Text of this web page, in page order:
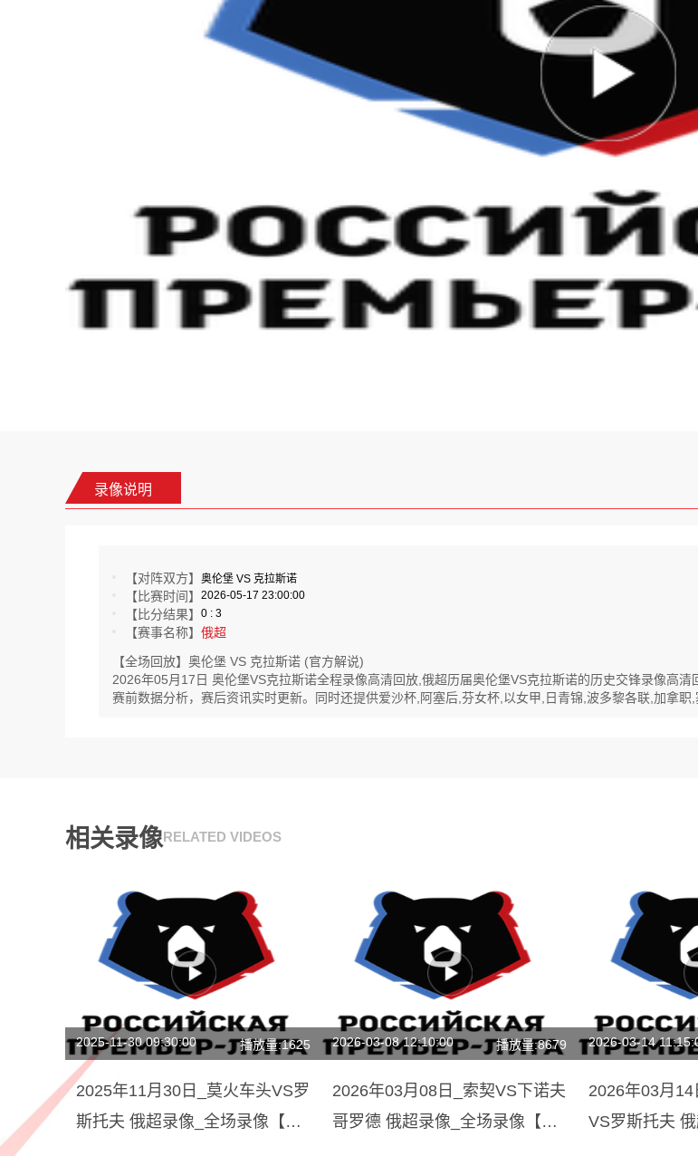
录像说明
【对阵双方】 奥伦堡 VS 克拉斯诺
【比赛时间】 2026-05-17 23:00:00
【比分结果】 0 : 3
【赛事名称】 俄超
【全场回放】奥伦堡 VS 克拉斯诺 (官方解说)
2026年05月17日 奥伦堡VS克拉斯诺全程录像高清回放,俄超历届奥伦堡VS克拉斯诺的历史交锋录像高
赛前数据分析，赛后资讯实时更新。同时还提供爱沙杯,阿塞后,芬女杯,以女甲,日青锦,波多黎各联,加拿
相关录像RELATED VIDEOS
2025-11-30 09:30:00 播放量:1625
2025年11月30日_莫火车头VS罗
斯托夫 俄超录像_全场录像【全
2026-03-08 12:10:00 播放量:8679
2026年03月08日_索契VS下诺夫
哥罗德 俄超录像_全场录像【全
2026-03-14
2026年03月
VS罗斯托夫